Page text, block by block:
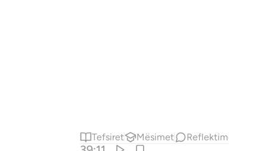
Tefsiret Mësimet Reflektime